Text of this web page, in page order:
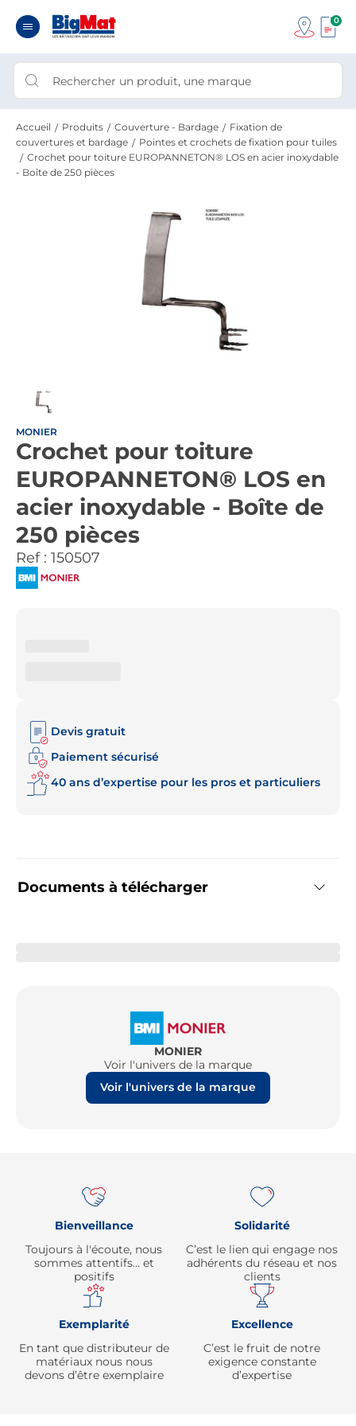
0
Accueil Produits Couverture - Bardage
Fixation de
couvertures et bardage
Pointes et crochets de fixation pour tuiles
Crochet pour toiture EUROPANNETON® LOS en acier inoxydable
- Boîte de 250 pièces
MONIER
Crochet pour toiture
EUROPANNETON® LOS en
acier inoxydable - Boîte de
250 pièces
Ref : 150507
Documents à télécharger
Devis gratuit
Paiement sécurisé
40 ans d’expertise pour les pros et particuliers
MONIER
Voir l'univers de la marque
Voir l'univers de la marque
Bienveillance
Toujours à l'écoute, nous
sommes attentifs… et
positifs
Solidarité
C’est le lien qui engage nos
adhérents du réseau et nos
clients
Exemplarité
En tant que distributeur de
matériaux nous nous
devons d’être exemplaire
Excellence
C’est le fruit de notre
exigence constante
d’expertise